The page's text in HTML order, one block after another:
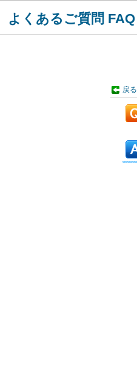
よくあるご質問 FAQ
戻る